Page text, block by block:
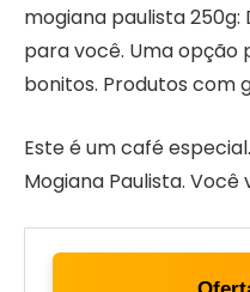
mogiana paulista
para você. Uma opção
bonitos. Produtos com
Este é um café
Mogiana Paulista.